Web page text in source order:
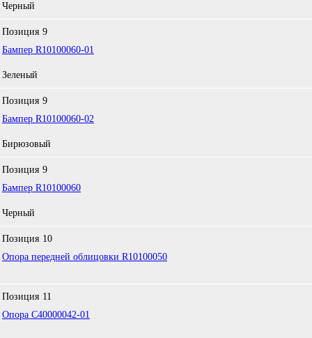
Черный
Позиция 9
Бампер R10100060-01
Зеленый
Позиция 9
Бампер R10100060-02
Бирюзовый
Позиция 9
Бампер R10100060
Черный
Позиция 10
Опора передней облицовки R10100050
Позиция 11
Опора C40000042-01